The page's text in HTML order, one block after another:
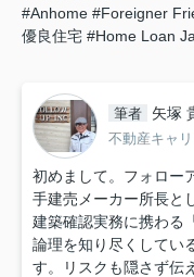
#Anhome #Foreigner
優良住宅 #Home Loan
筆者 矢塚
不動産キャ
初めまして。フォロー
手建売メーカー所長と
建築確認実務に携わる
論理を知り尽くしてい
す。リスクも隠さず伝